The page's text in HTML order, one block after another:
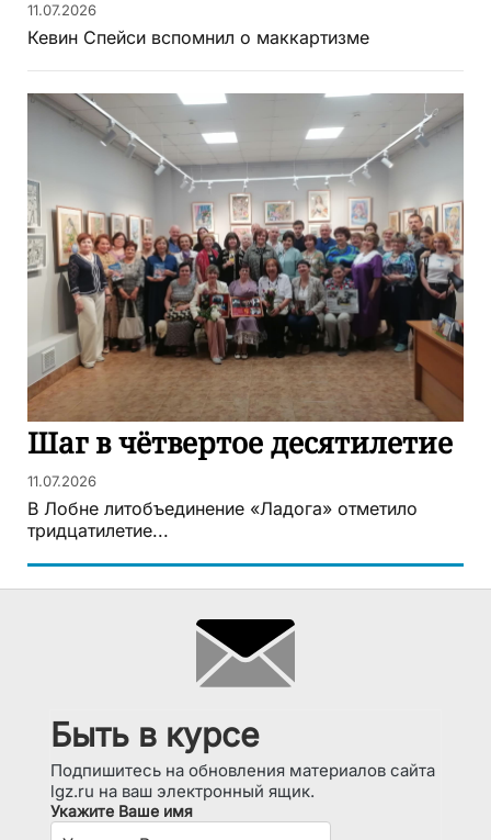
11.07.2026
Кевин Спейси вспомнил о маккартизме
Шаг в чётвертое десятилетие
11.07.2026
В Лобне литобъединение «Ладога» отметило
тридцатилетие...
Быть в курсе
Подпишитесь на обновления материалов сайта
lgz.ru на ваш электронный ящик.
Укажите Ваше имя